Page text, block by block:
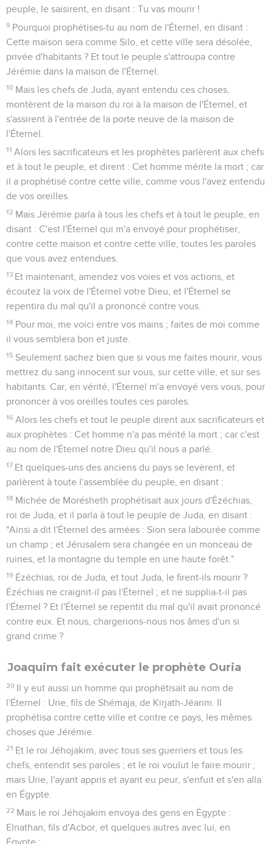
peuple, le saisirent, en disant : Tu vas mourir !
9 Pourquoi prophétises-tu au nom de l'Éternel, en disant :
Cette maison sera comme Silo, et cette ville sera désolée,
privée d'habitants ? Et tout le peuple s'attroupa contre
Jérémie dans la maison de l'Éternel.
10 Mais les chefs de Juda, ayant entendu ces choses,
montèrent de la maison du roi à la maison de l'Éternel, et
s'assirent à l'entrée de la porte neuve de la maison de
l'Éternel.
11 Alors les sacrificateurs et les prophètes parlèrent aux chefs
et à tout le peuple, et dirent : Cet homme mérite la mort ; car
il a prophétisé contre cette ville, comme vous l'avez entendu
de vos oreilles.
12 Mais Jérémie parla à tous les chefs et à tout le peuple, en
disant : C'est l'Éternel qui m'a envoyé pour prophétiser,
contre cette maison et contre cette ville, toutes les paroles
que vous avez entendues.
13 Et maintenant, amendez vos voies et vos actions, et
écoutez la voix de l'Éternel votre Dieu, et l'Éternel se
repentira du mal qu'il a prononcé contre vous.
14 Pour moi, me voici entre vos mains ; faites de moi comme
il vous semblera bon et juste.
15 Seulement sachez bien que si vous me faites mourir, vous
mettrez du sang innocent sur vous, sur cette ville, et sur ses
habitants. Car, en vérité, l'Éternel m'a envoyé vers vous, pour
prononcer à vos oreilles toutes ces paroles.
16 Alors les chefs et tout le peuple dirent aux sacrificateurs et
aux prophètes : Cet homme n'a pas mérité la mort ; car c'est
au nom de l'Éternel notre Dieu qu'il nous a parlé.
17 Et quelques-uns des anciens du pays se levèrent, et
parlèrent à toute l'assemblée du peuple, en disant :
18 Michée de Morésheth prophétisait aux jours d'Ézéchias,
roi de Juda, et il parla à tout le peuple de Juda, en disant :
"Ainsi a dit l'Éternel des armées : Sion sera labourée comme
un champ ; et Jérusalem sera changée en un monceau de
ruines, et la montagne du temple en une haute forêt."
19 Ézéchias, roi de Juda, et tout Juda, le firent-ils mourir ?
Ézéchias ne craignit-il pas l'Éternel ; et ne supplia-t-il pas
l'Éternel ? Et l'Éternel se repentit du mal qu'il avait prononcé
contre eux. Et nous, chargerions-nous nos âmes d'un si
grand crime ?
Joaquim fait exécuter le prophète Ouria
20 Il y eut aussi un homme qui prophétisait au nom de
l'Éternel : Urie, fils de Shémaja, de Kirjath-Jéarim. Il
prophétisa contre cette ville et contre ce pays, les mêmes
choses que Jérémie.
21 Et le roi Jéhojakim, avec tous ses guerriers et tous les
chefs, entendit ses paroles ; et le roi voulut le faire mourir ;
mais Urie, l'ayant appris et ayant eu peur, s'enfuit et s'en alla
en Égypte.
22 Mais le roi Jéhojakim envoya des gens en Égypte :
Elnathan, fils d'Acbor, et quelques autres avec lui, en
Égypte ;